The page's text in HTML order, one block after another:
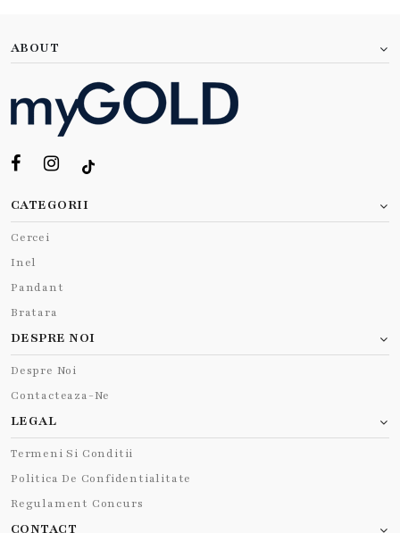
ABOUT
CATEGORII
Cercei
Inel
Pandant
Bratara
DESPRE NOI
Despre Noi
Contacteaza-Ne
LEGAL
Termeni Si Conditii
Politica De Confidentialitate
Regulament Concurs
CONTACT